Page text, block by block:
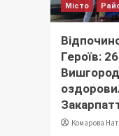
Місто
Героїв:
Комарова